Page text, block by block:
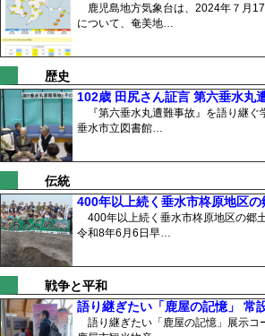
鹿児島地方気象台は、2024年７月
について、奄美地…
歴史
102歳 田尻さん証言 第六垂水丸
『第六垂水丸遭難事故』を語り継ぐ
垂水市立図書館…
伝統
400年以上続く垂水市柊原地区
400年以上続く垂水市柊原地区の郷
令和8年6月6日早…
戦争と平和
語り継ぎたい「鹿屋の記憶」 常
語り継ぎたい「鹿屋の記憶」展示コ